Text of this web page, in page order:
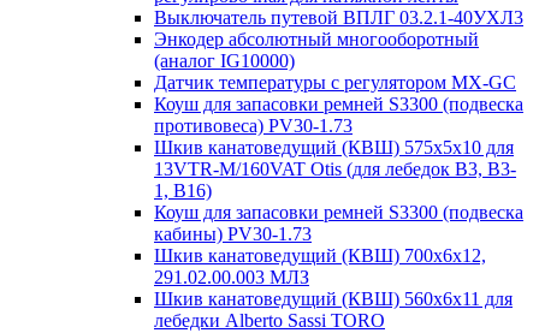
Выключатель путевой ВПЛГ 03.2.1-40УХЛ3
Энкодер абсолютный многооборотный
(аналог IG10000)
Датчик температуры с регулятором MX-GC
Коуш для запасовки ремней S3300 (подвеска
противовеса) PV30-1.73
Шкив канатоведущий (КВШ) 575х5х10 для
13VTR-M/160VAT Otis (для лебедок B3, B3-
1, B16)
Коуш для запасовки ремней S3300 (подвеска
кабины) PV30-1.73
Шкив канатоведущий (КВШ) 700х6х12,
291.02.00.003 МЛЗ
Шкив канатоведущий (КВШ) 560х6х11 для
лебедки Alberto Sassi TORO